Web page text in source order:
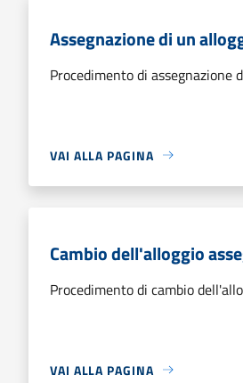
Assegnazione di un
Procedimento di assegnazione
VAI ALLA PAGINA
Cambio dell'alloggio
Procedimento di cambio
VAI ALLA PAGINA